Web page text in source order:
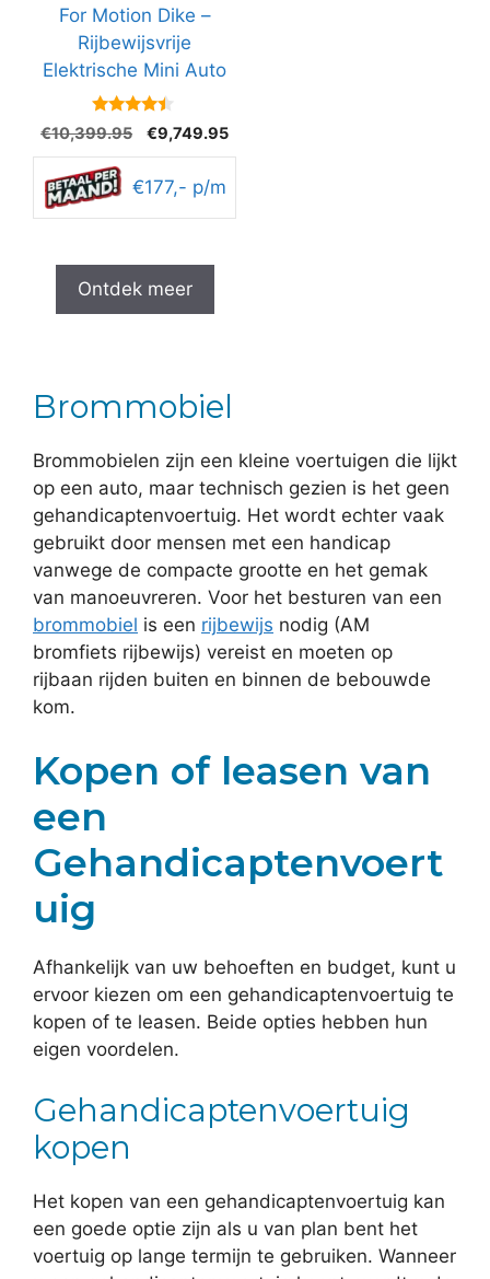
For Motion Dike –
Rijbewijsvrije
Elektrische Mini Auto
4.3
van 5
€10,399.95
Oorspronkelijke
prijs
was:
€10,399.95.
€9,749.95Huidige
prijs
€177,- p/m
Ontdek meer
Brommobiel
Brommobielen zijn een kleine voertuigen die lijkt
op een auto, maar technisch gezien is het geen
gehandicaptenvoertuig. Het wordt echter vaak
gebruikt door mensen met een handicap
vanwege de compacte grootte en het gemak
van manoeuvreren. Voor het besturen van een
brommobiel is een rijbewijs nodig (AM
bromfiets rijbewijs) vereist en moeten op
rijbaan rijden buiten en binnen de bebouwde
kom.
Kopen of leasen van
een
Gehandicaptenvoert
uig
Afhankelijk van uw behoeften en budget, kunt u
ervoor kiezen om een gehandicaptenvoertuig te
kopen of te leasen. Beide opties hebben hun
eigen voordelen.
Gehandicaptenvoertuig
kopen
Het kopen van een gehandicaptenvoertuig kan
een goede optie zijn als u van plan bent het
voertuig op lange termijn te gebruiken. Wanneer